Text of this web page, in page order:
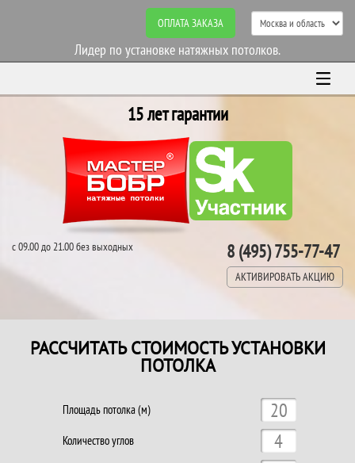
ОПЛАТА ЗАКАЗА
Лидер по установке натяжных потолков.
15 лет гарантии
с 09.00 до 21.00 без выходных 8 (495) 755-77-47
АКТИВИРОВАТЬ АКЦИЮ
РАССЧИТАТЬ СТОИМОСТЬ УСТАНОВКИ
ПОТОЛКА
Площадь потолка (м)
Количество углов